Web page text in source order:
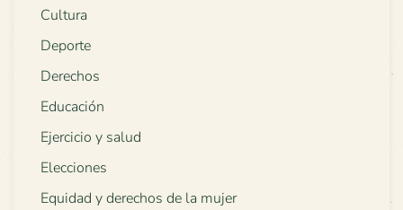
Cultura
Deporte
Derechos
Educación
Ejercicio y salud
Elecciones
Equidad y derechos de la mujer